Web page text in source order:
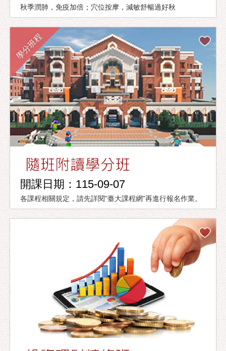
秋季潤肺，免疫加倍；穴位按摩，減敏舒暢過好秋
學分班程
開課日期：115-09-07
各課程相關規定，請先詳閱"臺大課程網"再進行報名作業。